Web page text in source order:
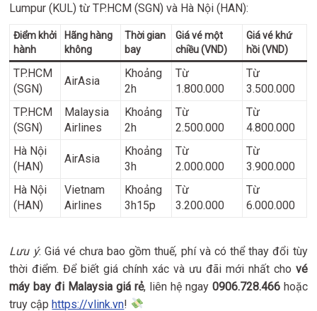
Lumpur (KUL) từ TP.HCM (SGN) và Hà Nội (HAN):
Điểm khởi
hành
Hãng hàng
không
Thời gian
bay
Giá vé một
chiều (VND)
Giá vé khứ
hồi (VND)
TP.HCM
(SGN)
AirAsia
Khoảng
2h
Từ
1.800.000
Từ
3.500.000
TP.HCM
(SGN)
Malaysia
Airlines
Khoảng
2h
Từ
2.500.000
Từ
4.800.000
Hà Nội
(HAN)
AirAsia
Khoảng
3h
Từ
2.000.000
Từ
3.900.000
Hà Nội
(HAN)
Vietnam
Airlines
Khoảng
3h15p
Từ
3.200.000
Từ
6.000.000
Lưu ý: Giá vé chưa bao gồm thuế, phí và có thể thay đổi tùy
thời điểm. Để biết giá chính xác và ưu đãi mới nhất cho vé
máy bay đi Malaysia giá rẻ, liên hệ ngay 0906.728.466hoặc
truy cậphttps://vlink.vn!